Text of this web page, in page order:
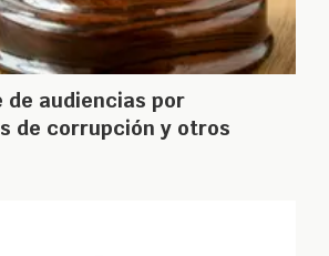
de audiencias por
de corrupción y otros